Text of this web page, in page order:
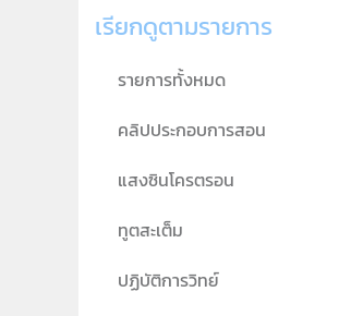
เรียกดูตามรายการ
รายการทั้งหมด
คลิปประกอบการสอน
แสงซินโครตรอน
ทูตสะเต็ม
ปฏิบัติการวิทย์